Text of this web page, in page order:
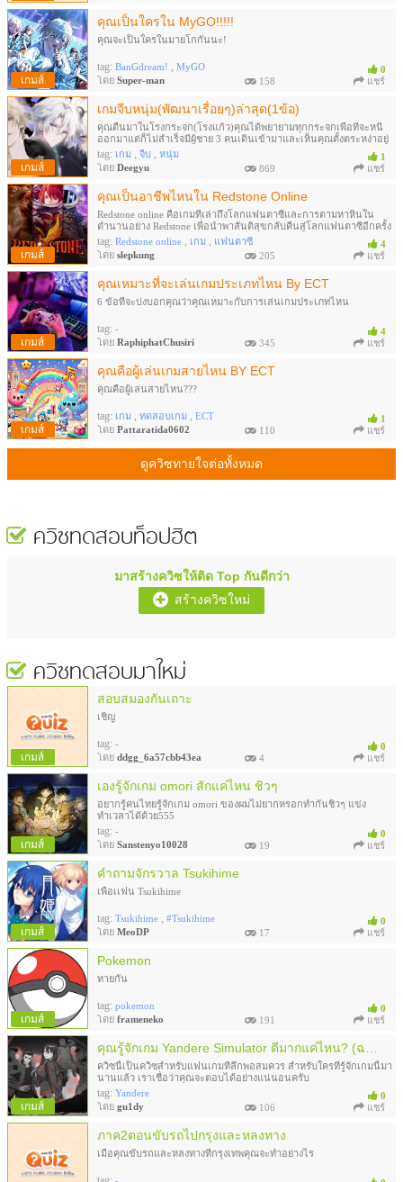
คุณเป็นใครใน MyGO!!!!!
0
คุณจะเป็นใครในมายโกกันนะ!
tag: BanGdream! , MyGO
โดย Super-man 158 แชร์
เกมส์
เกมจีบหนุ่ม(พัฒนาเรื่อยๆ)ล่าสุด(1ข้อ)
1
คุณตื่นมาในโรงกระจก(โรงแก้ว)คุณได้พยายามทุกกระจกเพื่อที่จะหนี
ออกมาแต่ก็ไม่สำเร็จมีผู้ชาย 3 คนเดินเข้ามาและเห็นคุณตั้งตระหง่าอยู่
กลางห้อง...
tag: เกม , จีบ , หนุ่ม
โดย Deegyu 869 แชร์
เกมส์
คุณเป็นอาชีพไหนใน Redstone Online
4
Redstone online คือเกมที่เล่าถึงโลกแฟนตาซีและการตามหาหินใน
ตำนานอย่าง Redstone เพื่อนำพาสันติสุขกลับคืนสู่โลกแฟนตาซีอีกครั้ง
tag: Redstone online , เกม , แฟนตาซี
โดย slepkung 205 แชร์
เกมส์
คุณเหมาะที่จะเล่นเกมประเภทไหน By ECT
4
6 ข้อที่จะบ่งบอกคุณว่าคุณเหมาะกับการเล่นเกมประเภทไหน
tag: -
โดย RaphiphatChusiri 345 แชร์
เกมส์
คุณคือผู้เล่นเกมสายไหน BY ECT
1
คุณคือผู้เล่นสายไหน???
tag: เกม , ทดสอบเกม , ECT
โดย Pattaratida0602 110 แชร์
เกมส์
ดูควิซทายใจต่อทั้งหมด
ควิซทดสอบท็อปฮิต
มาสร้างควิซให้ติด Top กันดีกว่า
สร้างควิซใหม่
ควิซทดสอบมาใหม่
สอบสมองกันเถาะ
0
เชิญ
tag: -
โดย ddgg_6a57cbb43ea 4 แชร์
เกมส์
เองรู้จักเกม omori สักแค่ไหน ชิวๆ
0
อยากรู้คนไทยรู้จักเกม omori ของผมไม่ยากหรอกทำกันชิวๆ แข่ง
ทำเวลาได้ด้วย555
tag: -
โดย Sanstenyo10028 19 แชร์
เกมส์
คำถามจักรวาล Tsukihime
0
เพื่อเเฟน Tsukihime
tag: Tsukihime , #Tsukihime
โดย MeoDP 17 แชร์
เกมส์
Pokemon
0
ทายกัน
tag: pokemon
โดย frameneko 191 แชร์
เกมส์
0
ควิซนี้เป็นควิซสำหรับแฟนเกมที่ลึกพอสมควร สำหรับใครที่รู้จักเกมนี้มา
นานแล้ว เราเชื่อว่าคุณจะตอบได้อย่างแน่นอนครับ
tag: Yandere
โดย gu1dy 106 แชร์
เกมส์
ภาค2ตอนขับรถไปกรุงและหลงทาง
เมื่อคุณขับรถและหลงทางที่กรุงเทพคุณจะทำอย่างไร